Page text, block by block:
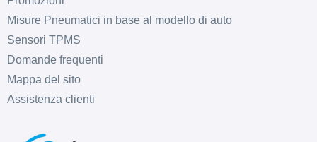
Misure Pneumatici in base al modello di auto
Sensori TPMS
Domande frequenti
Mappa del sito
Assistenza clienti